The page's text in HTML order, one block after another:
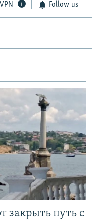
Follow us
закрыть путь с